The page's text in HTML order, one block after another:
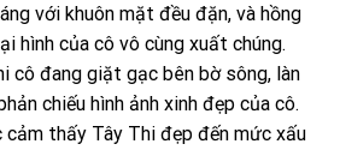
với khuôn mặt đều đặn, và hồng
hình của cô vô cùng xuất chúng.
cô đang giặt gạc bên bờ sông, làn
chiếu hình ảnh xinh đẹp của cô.
cảm thấy Tây Thi đẹp đến mức xấu